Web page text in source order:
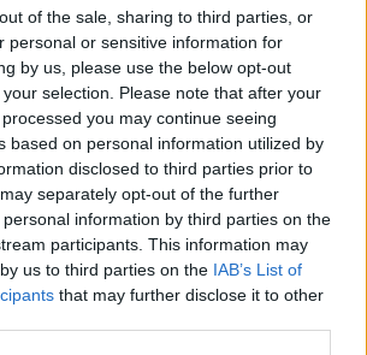
of the sale, sharing to third parties, or
personal or sensitive information for
by us, please use the below opt-out
selection. Please note that after your
you may continue seeing
based on personal information utilized by
disclosed to third parties prior to
separately opt-out of the further
information by third parties on the
participants. This information may
us to third parties on the IAB’s List of
that may further disclose it to other
odpowiedzialna